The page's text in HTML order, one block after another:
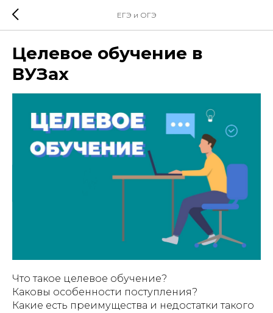
ЕГЭ и ОГЭ
Целевое обучение в
ВУЗах
Что такое целевое обучение?
Каковы особенности поступления?
Какие есть преимущества и недостатки такого